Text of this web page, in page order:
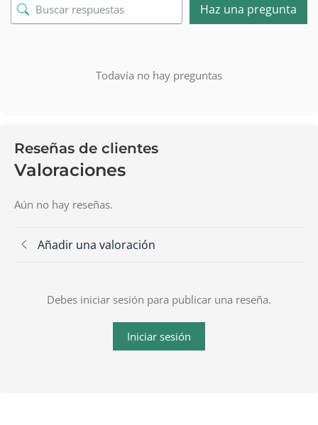
Haz una pregunta
Todavía no hay preguntas
Reseñas de clientes
Valoraciones
Aún no hay reseñas.
Añadir una valoración
Debes iniciar sesión para publicar una reseña.
Iniciar sesión